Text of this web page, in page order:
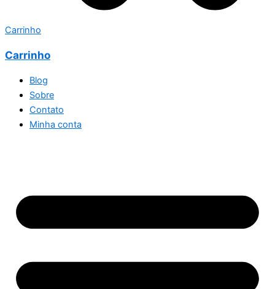
Carrinho
Carrinho
Blog
Sobre
Contato
Minha conta